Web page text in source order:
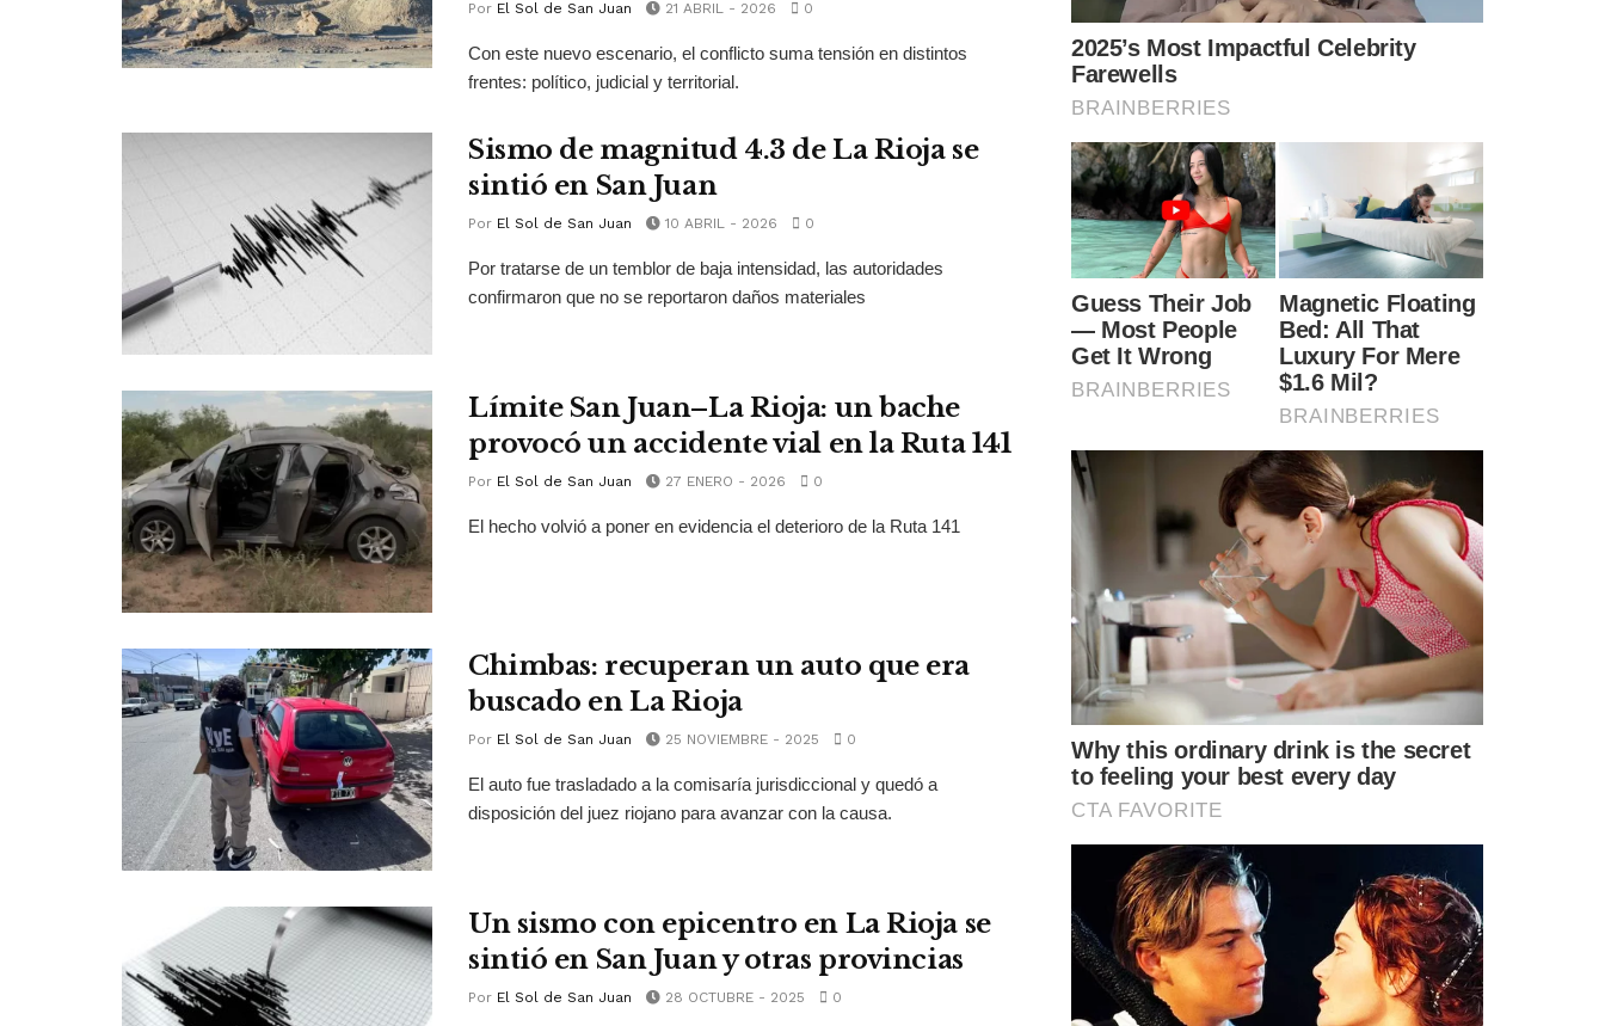
Por El Sol de San Juan 21 ABRIL - 2026 0
Con este nuevo escenario, el conflicto suma tensión en distintos
frentes: político, judicial y territorial.
Sismo de magnitud 4.3 de La Rioja se
sintió en San Juan
Por El Sol de San Juan 10 ABRIL - 2026 0
Por tratarse de un temblor de baja intensidad, las autoridades
confirmaron que no se reportaron daños materiales
Límite San Juan–La Rioja: un bache
provocó un accidente vial en la Ruta 141
Por El Sol de San Juan 27 ENERO - 2026 0
El hecho volvió a poner en evidencia el deterioro de la Ruta 141
Chimbas: recuperan un auto que era
buscado en La Rioja
Por El Sol de San Juan 25 NOVIEMBRE - 2025 0
El auto fue trasladado a la comisaría jurisdiccional y quedó a
disposición del juez riojano para avanzar con la causa.
Un sismo con epicentro en La Rioja se
sintió en San Juan y otras provincias
Por El Sol de San Juan 28 OCTUBRE - 2025 0